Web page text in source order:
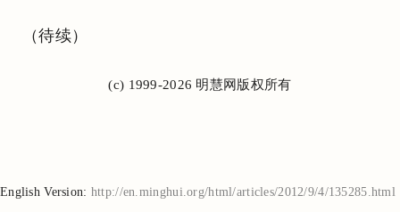
（待续）
(c) 1999-2026 明慧网版权所有
English Version: http://en.minghui.org/html/articles/2012/9/4/135285.html